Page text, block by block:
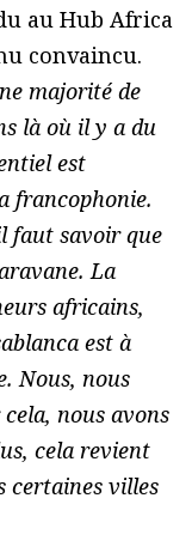
au Hub Africa
convaincu.
majorité de
là où il y a du
est
francophonie.
faut savoir que
La
africains,
est à
Nous, nous
nous avons
cela revient
certaines villes